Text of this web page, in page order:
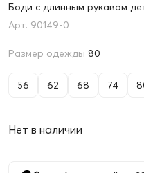
Боди с длинным рукавом
90149-0
Размер одежды 80
56 62 68 74
Нет в наличии